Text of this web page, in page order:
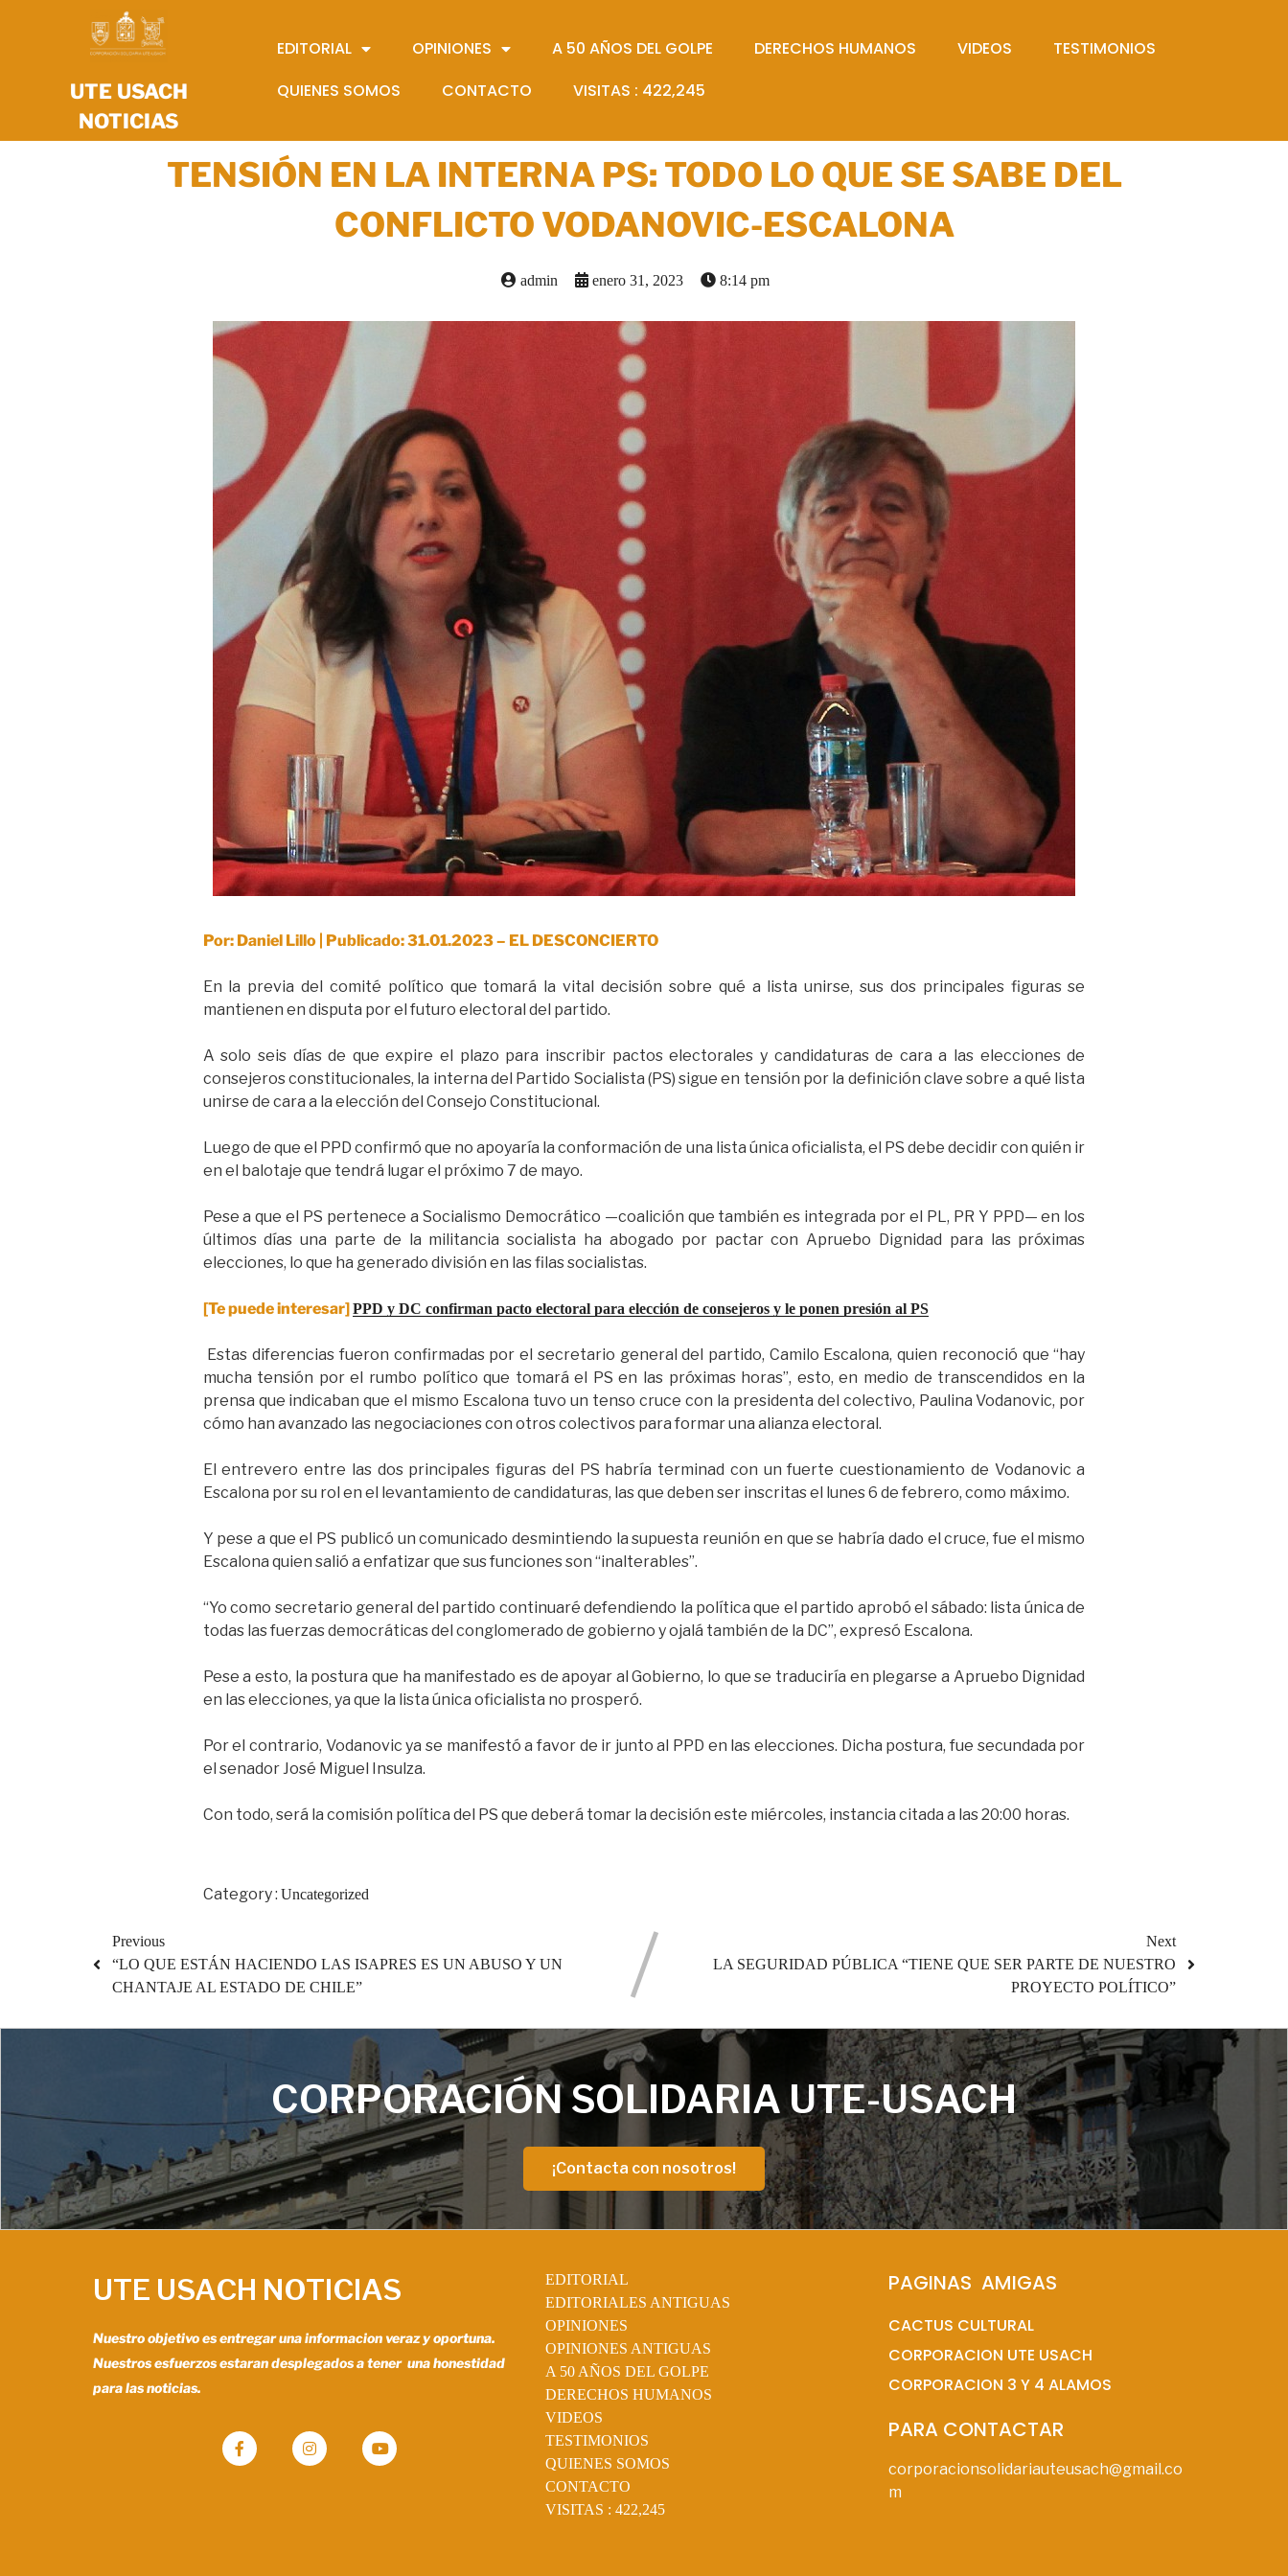
UTE USACH
NOTICIAS
EDITORIAL OPINIONES A 50 AÑOS DEL GOLPE DERECHOS HUMANOS VIDEOS
TESTIMONIOS
QUIENES SOMOS
CONTACTO VISITAS : 422,245
TENSIÓN EN LA INTERNA PS: TODO LO QUE SE SABE DEL
CONFLICTO VODANOVIC-ESCALONA
admin enero 31, 2023 8:14 pm
Por: Daniel Lillo | Publicado: 31.01.2023 – EL DESCONCIERTO
En la previa del comité político que tomará la vital decisión sobre qué a lista unirse, sus dos principales figuras se
mantienen en disputa por el futuro electoral del partido.
A solo seis días de que expire el plazo para inscribir pactos electorales y candidaturas de cara a las elecciones de
consejeros constitucionales, la interna del Partido Socialista (PS) sigue en tensión por la definición clave sobre a qué lista
unirse de cara a la elección del Consejo Constitucional.
Luego de que el PPD confirmó que no apoyaría la conformación de una lista única oficialista, el PS debe decidir con quién ir
en el balotaje que tendrá lugar el próximo 7 de mayo.
Pese a que el PS pertenece a Socialismo Democrático —coalición que también es integrada por el PL, PR Y PPD— en los
últimos días una parte de la militancia socialista ha abogado por pactar con Apruebo Dignidad para las próximas
elecciones, lo que ha generado división en las filas socialistas.
[Te puede interesar]PPD y DC confirman pacto electoral para elección de consejeros y le ponen presión al PS
Estas diferencias fueron confirmadas por el secretario general del partido, Camilo Escalona, quien reconoció que “hay
mucha tensión por el rumbo político que tomará el PS en las próximas horas”, esto, en medio de transcendidos en la
prensa que indicaban que el mismo Escalona tuvo un tenso cruce con la presidenta del colectivo, Paulina Vodanovic, por
cómo han avanzado las negociaciones con otros colectivos para formar una alianza electoral.
El entrevero entre las dos principales figuras del PS habría terminad con un fuerte cuestionamiento de Vodanovic a
Escalona por su rol en el levantamiento de candidaturas, las que deben ser inscritas el lunes 6 de febrero, como máximo.
Y pese a que el PS publicó un comunicado desmintiendo la supuesta reunión en que se habría dado el cruce, fue el mismo
Escalona quien salió a enfatizar que sus funciones son “inalterables”.
“Yo como secretario general del partido continuaré defendiendo la política que el partido aprobó el sábado: lista única de
todas las fuerzas democráticas del conglomerado de gobierno y ojalá también de la DC”, expresó Escalona.
Pese a esto, la postura que ha manifestado es de apoyar al Gobierno, lo que se traduciría en plegarse a Apruebo Dignidad
en las elecciones, ya que la lista única oficialista no prosperó.
Por el contrario, Vodanovic ya se manifestó a favor de ir junto al PPD en las elecciones. Dicha postura, fue secundada por
el senador José Miguel Insulza.
Con todo, será la comisión política del PS que deberá tomar la decisión este miércoles, instancia citada a las 20:00 horas.
Category : Uncategorized
Previous
“LO QUE ESTÁN HACIENDO LAS ISAPRES ES UN ABUSO Y UN
CHANTAJE AL ESTADO DE CHILE”
Next
LA SEGURIDAD PÚBLICA “TIENE QUE SER PARTE DE NUESTRO
PROYECTO POLÍTICO”
CORPORACIÓN SOLIDARIA UTE-USACH
¡Contacta con nosotros!
UTE USACH NOTICIAS
Nuestro objetivo es entregar una informacion veraz y oportuna.
Nuestros esfuerzos estaran desplegados a tener una honestidad
para las noticias.
EDITORIAL
EDITORIALES ANTIGUAS
OPINIONES
OPINIONES ANTIGUAS
A 50 AÑOS DEL GOLPE
DERECHOS HUMANOS
VIDEOS
TESTIMONIOS
QUIENES SOMOS
CONTACTO
VISITAS : 422,245
PAGINAS  AMIGAS
CACTUS CULTURAL
CORPORACION UTE USACH
CORPORACION 3 Y 4 ALAMOS
PARA CONTACTAR
corporacionsolidariauteusach@gmail.co
m